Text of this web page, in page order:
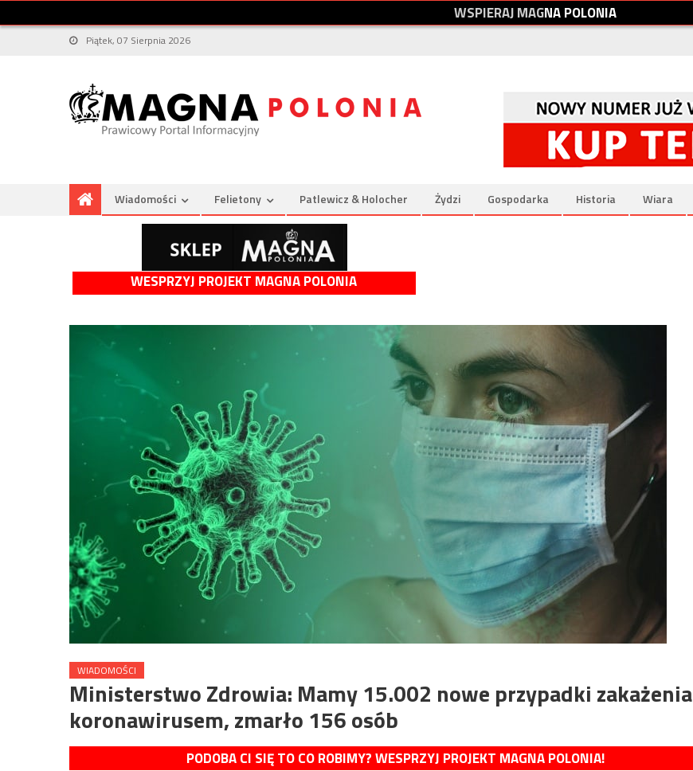
WSPIERAJMAGNAPOLONIA
Piątek, 07 Sierpnia 2026
Wiadomości Felietony Patlewicz & Holocher Żydzi Gospodarka Historia Wiara
WESPRZYJ PROJEKT MAGNA POLONIA
WIADOMOŚCI
Ministerstwo Zdrowia: Mamy 15.002 nowe przypadki zakażenia
koronawirusem, zmarło 156 osób
PODOBA CI SIĘ TO CO ROBIMY? WESPRZYJ PROJEKT MAGNA POLONIA!